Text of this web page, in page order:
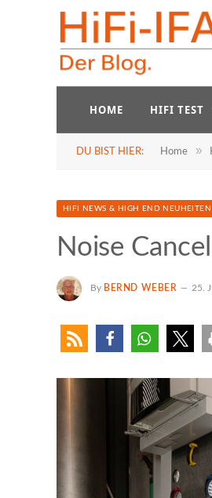
HOME HIFI TEST
DU BIST HIER: Home »
HIFI NEWS & HIGH END NEUHEITEN
Noise
By BERND WEBER 25.